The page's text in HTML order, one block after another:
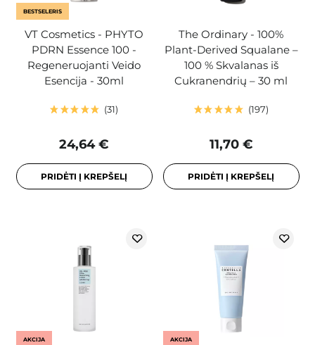
BESTSELERIS
VT Cosmetics - PHYTO
PDRN Essence 100 -
Regeneruojanti Veido
Esencija - 30ml
31
24,64 €
PRIDĖTI Į KREPŠELĮ
The Ordinary - 100%
Plant-Derived Squalane –
100 % Skvalanas iš
Cukranendrių – 30 ml
197
11,70 €
PRIDĖTI Į KREPŠELĮ
AKCIJA AKCIJA